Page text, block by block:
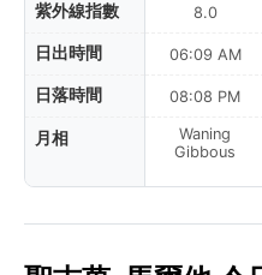
紫外線指數
日出時間
日落時間
月相
8.0
06:09 AM
08:08 PM
Waning
Gibbous